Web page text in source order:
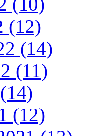
(12)
(14)
(11)
(12)